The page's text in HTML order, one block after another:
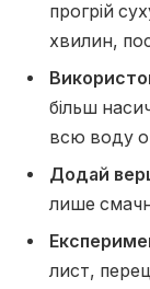
прогрій
хвилин,
більш
всю воду
Додай
лише
лист,